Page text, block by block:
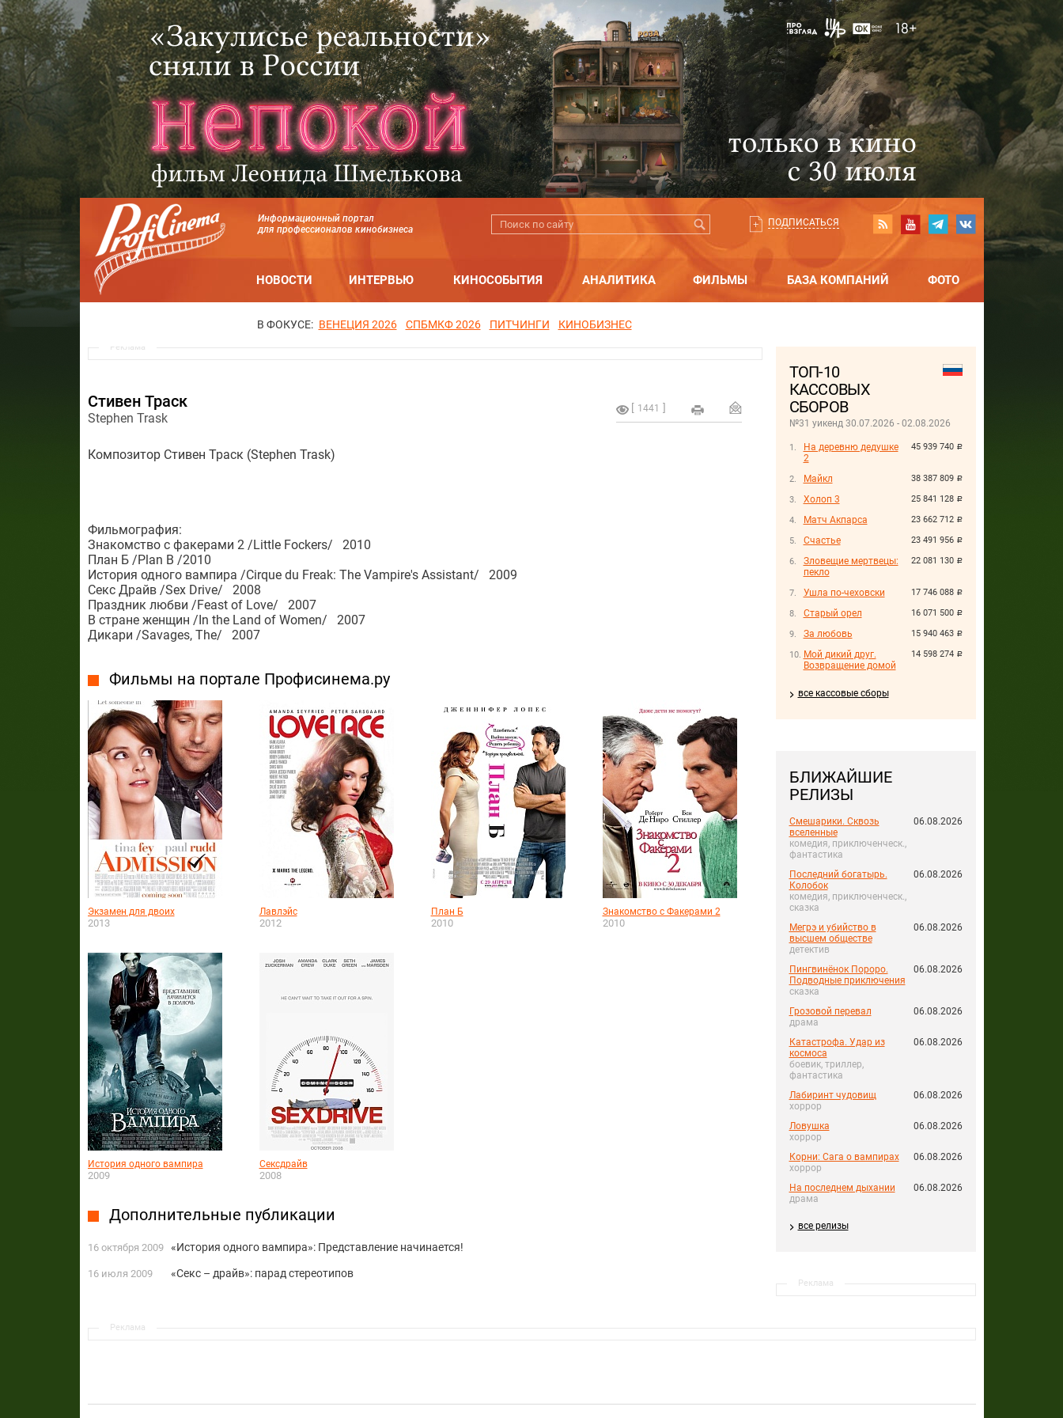
Информационный портал
для профессионалов кинобизнеса
ПОДПИСАТЬСЯ
НОВОСТИ ИНТЕРВЬЮ КИНОСОБЫТИЯ АНАЛИТИКА ФИЛЬМЫ БАЗА КОМПАНИЙ ФОТО
В ФОКУСЕ: ВЕНЕЦИЯ 2026 СПБМКФ 2026 ПИТЧИНГИ КИНОБИЗНЕС
ТОП-10
КАССОВЫХ
СБОРОВ
№31 уикенд 30.07.2026 - 02.08.2026
45 939 740 руб.
На деревню дедушке
2
38 387 809 руб.
Майкл
25 841 128 руб.
Холоп 3
23 662 712 руб.
Матч Акпарса
23 491 956 руб.
Счастье
22 081 130 руб.
Зловещие мертвецы:
пекло
17 746 088 руб.
Ушла по-чеховски
16 071 500 руб.
Старый орел
15 940 463 руб.
За любовь
14 598 274 руб.
Мой дикий друг.
Возвращение домой
все кассовые сборы
БЛИЖАЙШИЕ
РЕЛИЗЫ
Смешарики. Сквозь
вселенные
комедия, приключенческ.,
фантастика
06.08.2026
Последний богатырь.
Колобок
комедия, приключенческ.,
сказка
06.08.2026
Мегрэ и убийство в
высшем обществе
детектив
06.08.2026
Пингвинёнок Пороро.
Подводные приключения
сказка
06.08.2026
Грозовой перевал
драма
06.08.2026
Катастрофа. Удар из
космоса
боевик, триллер,
фантастика
06.08.2026
Лабиринт чудовищ
хоррор
06.08.2026
Ловушка
хоррор
06.08.2026
Корни: Сага о вампирах
хоррор
06.08.2026
На последнем дыхании
драма
06.08.2026
все релизы
Реклама
Реклама
1441
Стивен Траск
Stephen Trask
Композитор Стивен Траск (Stephen Trask)
Фильмография:
Знакомство с факерами 2 /Little Fockers/ 2010
План Б /Plan B /2010
История одного вампира /Cirque du Freak: The Vampire's Assistant/ 2009
Секс Драйв /Sex Drive/ 2008
Праздник любви /Feast of Love/ 2007
В стране женщин /In the Land of Women/ 2007
Дикари /Savages, The/ 2007
Фильмы на портале Профисинема.ру
Экзамен для двоих
2013
Лавлэйс
2012
План Б
2010
Знакомство с Факерами 2
2010
История одного вампира
2009
Сексдрайв
2008
Дополнительные публикации
16 октября 2009 «История одного вампира»: Представление начинается!
16 июля 2009 «Секс – драйв»: парад стереотипов
Реклама